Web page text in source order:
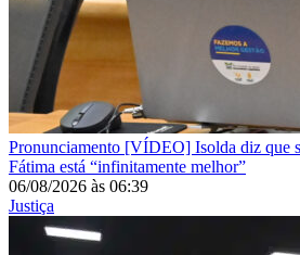
Pronunciamento [VÍDEO] Isolda diz que
Fátima está “infinitamente melhor”
06/08/2026 às 06:39
Justiça